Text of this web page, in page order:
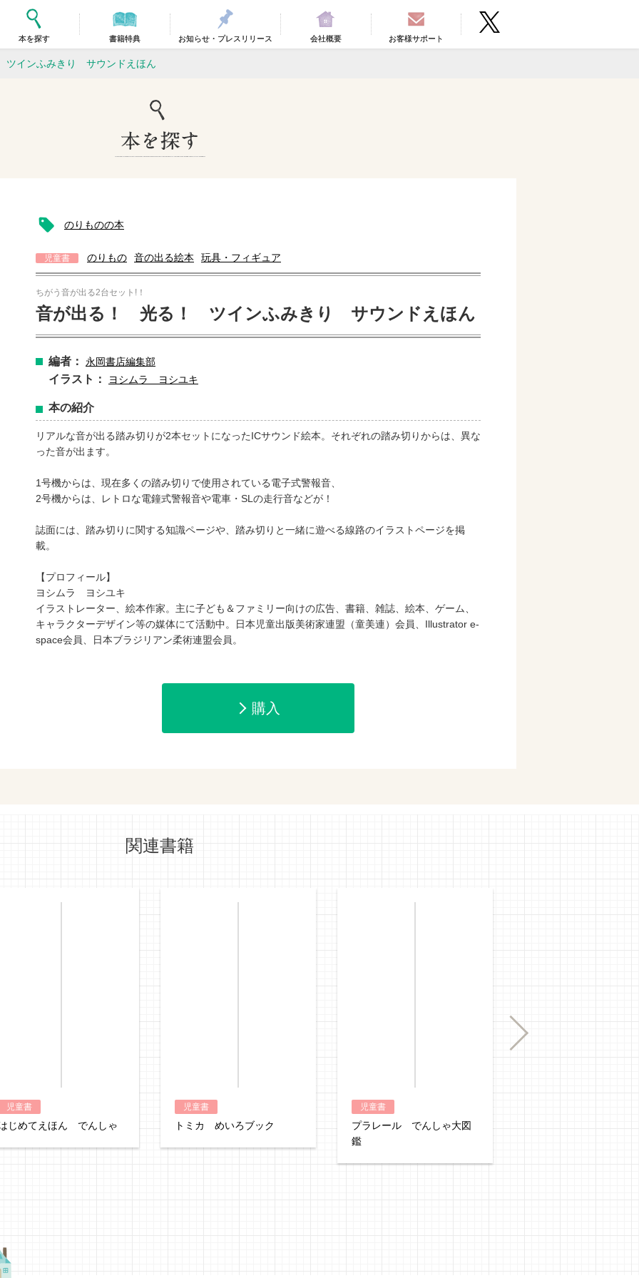
本を探す 書籍特典 お知らせ・プレスリリース 会社概要 お客様サポート
インふみきり サウンドえほん
のりものの本
児童書 のりもの 音の出る絵本 玩具・フィギュア
ちがう音が出る2台セット!！
音が出る！ 光る！ ツインふみきり サウンドえほん
編者： 永岡書店編集部
イラスト： ヨシムラ ヨシユキ
本の紹介
リアルな音が出る踏み切りが2本セットになったICサウンド絵本。それぞれの踏み切りからは、異な
った音が出ます。
1号機からは、現在多くの踏み切りで使用されている電子式警報音、
2号機からは、レトロな電鐘式警報音や電車・SLの走行音などが！
誌面には、踏み切りに関する知識ページや、踏み切りと一緒に遊べる線路のイラストページを掲
載。
【プロフィール】
ヨシムラ ヨシユキ
イラストレーター、絵本作家。主に子ども＆ファミリー向けの広告、書籍、雑誌、絵本、ゲーム、
キャラクターデザイン等の媒体にて活動中。日本児童出版美術家連盟（童美連）会員、Illustrator e-
space会員、日本ブラジリアン柔術連盟会員。
購入
関連書籍
児童書
じめてえほん でんしゃ
児童書
トミカ めいろブック
児童書
プラレール でんしゃ大図
鑑
Next